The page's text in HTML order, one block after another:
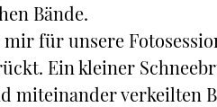
Bände.
für unsere
Ein kleiner
miteinander verkeilten